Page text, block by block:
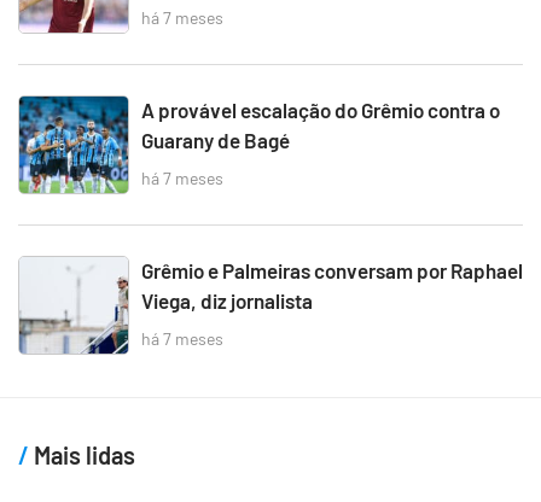
há 7 meses
A provável escalação do Grêmio contra o
Guarany de Bagé
há 7 meses
Grêmio e Palmeiras conversam por Raphael
Viega, diz jornalista
há 7 meses
Mais lidas